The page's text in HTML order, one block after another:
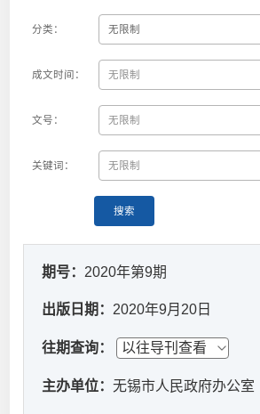
分类：
成文时间：
文号：
关键词：
搜索
期号： 2020年第9期
出版日期： 2020年9月20日
往期查询：
主办单位：无锡市人民政府办公室